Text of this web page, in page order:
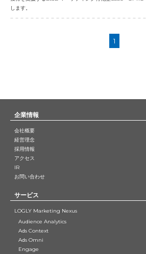
します。
1
企業情報
会社概要
経営理念
採用情報
アクセス
IR
お問い合わせ
サービス
LOGLY Marketing Nexus
Audience Analytics
Ads Context
Ads Omni
Engage